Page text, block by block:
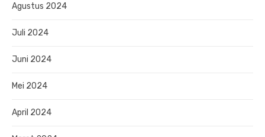
Agustus 2024
Juli 2024
Juni 2024
Mei 2024
April 2024